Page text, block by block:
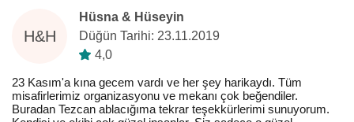
H&H
Hüsna & Hüseyin
Düğün Tarihi: 23.11.2019
4,0
23 Kasım'a kına gecem vardı ve her şey harikaydı. Tüm
misafirlerimiz organizasyonu ve mekanı çok beğendiler.
Buradan Tezcan ablacığıma tekrar teşekkürlerimi sunuyorum.